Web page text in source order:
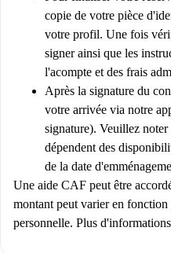
copie de votre pièce
votre profil. Une fois
signer ainsi que les
l'acompte et des frais
Après la signature du
votre arrivée via notre
signature). Veuillez
dépendent des
de la date
Une aide CAF peut être
montant peut varier en
personnelle. Plus